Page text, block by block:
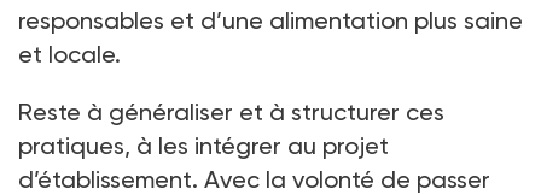
responsables et d’une alimentation plus saine
et locale.
Reste à généraliser et à structurer ces
pratiques, à les intégrer au projet
d’établissement. Avec la volonté de passer